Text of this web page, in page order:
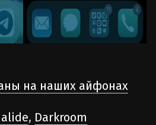
на наших айфонах
, Darkroom